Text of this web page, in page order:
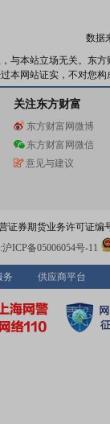
数据
与本站立场无关。东
本网站证实，不对您
关注东方财富
东方财富网微博
东方财富网微信
意见与建议
券期货业务许可证编
ICP备05006054号-11
务 供应商平台